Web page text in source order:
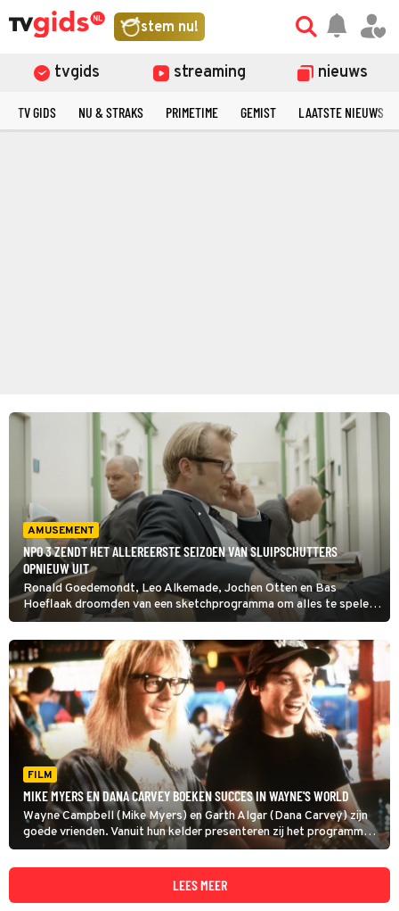
stem nu!
tvgids streaming nieuws
TV GIDS NU & STRAKS PRIMETIME GEMIST LAATSTE NIEUWS
AMUSEMENT
NPO 3 ZENDT HET ALLEREERSTE SEIZOEN VAN SLUIPSCHUTTERS
OPNIEUW UIT
Ronald Goedemondt, Leo Alkemade, Jochen Otten en Bas
Hoeflaak droomden van een sketchprogramma om alles te spelen
wat ze maar konden bedenken. We gaan terug naar de eerste
aflevering van Sluipschutters waarin Leo nogal luidruchtig
telefoneert.
FILM
MIKE MYERS EN DANA CARVEY BOEKEN SUCCES IN WAYNE'S WORLD
Wayne Campbell (Mike Myers) en Garth Algar (Dana Carvey) zijn
goede vrienden. Vanuit hun kelder presenteren zij het programma
Wayne’s World. Het programma wordt opgepikt door een grote
televisieproducent, met alle gevolgen van dien.
LEES MEER